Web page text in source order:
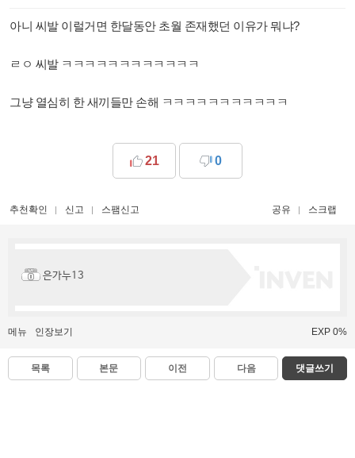
아니 씨발 이럴거면 한달동안 초월 존재했던 이유가 뭐냐?
ㄹㅇ 씨발 ㅋㅋㅋㅋㅋㅋㅋㅋㅋㅋㅋㅋ
그냥 열심히 한 새끼들만 손해 ㅋㅋㅋㅋㅋㅋㅋㅋㅋㅋㅋ
21 0
추천확인 신고 스팸신고 공유 스크랩
은가누13
메뉴 인장보기 EXP 0%
목록 본문 이전 다음 댓글쓰기